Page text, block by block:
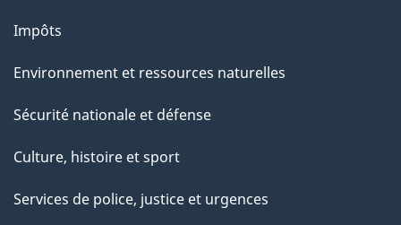
Impôts
Environnement et ressources naturelles
Sécurité nationale et défense
Culture, histoire et sport
Services de police, justice et urgences